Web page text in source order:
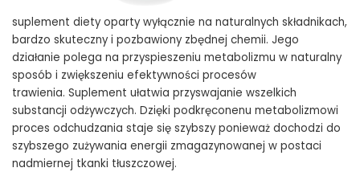
suplement diety oparty wyłącznie na naturalnych składnikach,
bardzo skuteczny i pozbawiony zbędnej chemii. Jego
działanie polega na przyspieszeniu metabolizmu w naturalny
sposób i zwiększeniu efektywności procesów
trawienia. Suplement ułatwia przyswajanie wszelkich
substancji odżywczych. Dzięki podkręconenu metabolizmowi
proces odchudzania staje się szybszy ponieważ dochodzi do
szybszego zużywania energii zmagazynowanej w postaci
nadmiernej tkanki tłuszczowej.